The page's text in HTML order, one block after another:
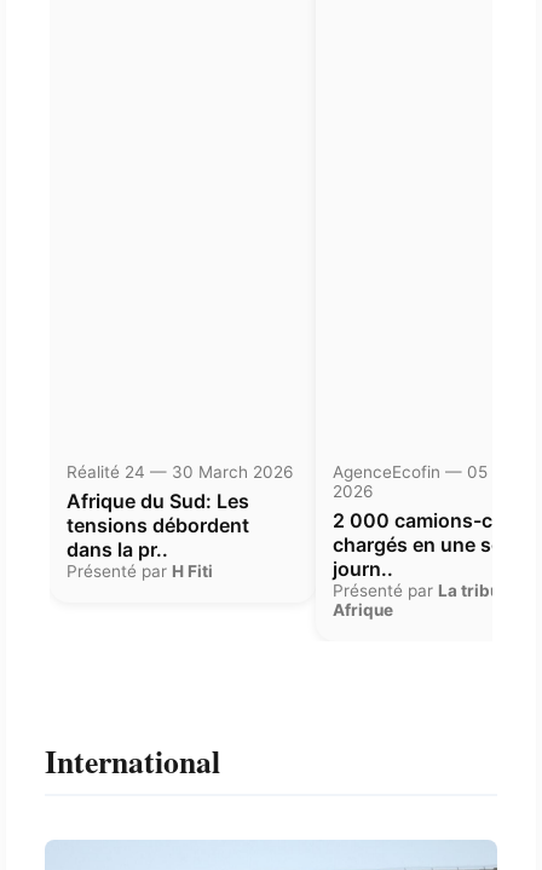
Réalité 24 — 30 March 2026
Afrique du Sud: Les
tensions débordent
dans la pr..
Présenté par H Fiti
AgenceEcofin — 05
2026
2 000 camions-
chargés en une seule
journ..
Présenté par La tribune
Afrique
International